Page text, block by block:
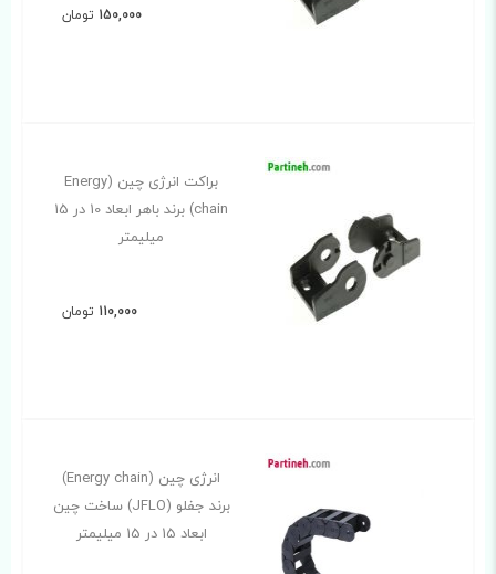
150,000 تومان
براکت انرژی چین (Energy
chain) برند باهر ابعاد 10 در 15
میلیمتر
110,000 تومان
انرژی چین (Energy chain)
برند جفلو (JFLO) ساخت چین
ابعاد 15 در 15 میلیمتر